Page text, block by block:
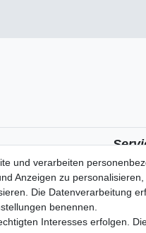
und verarbeiten
Anzeigen zu
Die Datenverarbeitung
benennen.
Interesses erfolgen.